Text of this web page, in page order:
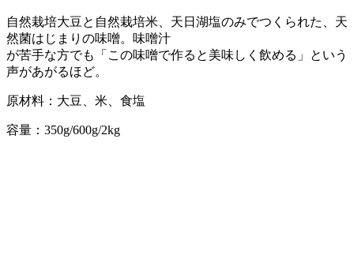
自然栽培大豆と自然栽培米、天日湖塩のみでつくられた、天
然菌はじまりの味噌。味噌汁
が苦手な方でも「この味噌で作ると美味しく飲める」という
声があがるほど。
原材料：大豆、米、食塩
容量：350g/600g/2kg